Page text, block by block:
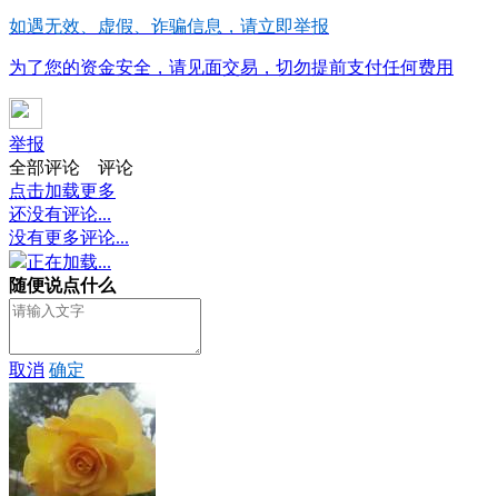
如遇无效、虚假、诈骗信息，请立即举报
为了您的资金安全，请见面交易，切勿提前支付任何费用
举报
全部评论
评论
点击加载更多
还没有评论...
没有更多评论...
正在加载...
随便说点什么
取消 确定